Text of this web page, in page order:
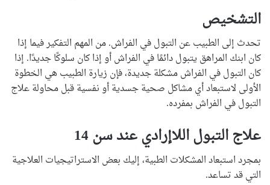
التشخيص
تحدث إلى الطبيب عن التبول في الفراش. من المهم التفكير فيما إذا
كان ابنك المراهق يتبول دائمًا في الفراش أو إذا كان سلوكًا جديدًا. إذا
كان التبول في الفراش مشكلة جديدة، فإن زيارة الطبيب هي الخطوة
الأولى لاستبعاد أي مشاكل صحية جسدية أو نفسية قبل محاولة علاج
التبول في الفراش بمفرده.
علاج التبول اللاإرادي عند سن 14
بمجرد استبعاد المشكلات الطبية، إليك بعض الاستراتيجيات العلاجية
التي قد تساعد.